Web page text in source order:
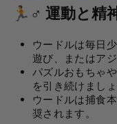
🏃♂️ 運動と精
ウードルは毎日
遊び、またはア
パズルおもちゃ
を引き続けましょ
ウードルは捕食
奨されます。